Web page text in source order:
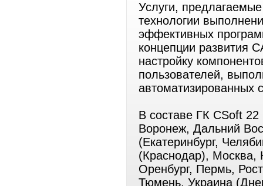
Услуги,
технологии
эффективных
концепции развития
настройку
пользователей,
автоматизированных
В составе ГК CSoft 22
Воронеж, Дальний
(Екатеринбург,
(Краснодар), Москва,
Оренбург, Пермь,
Тюмень, Украина